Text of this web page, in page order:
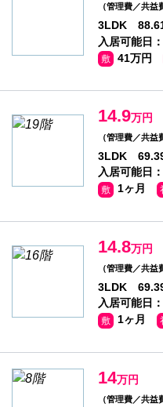
（管理費／共益
3LDK
入居可能日
敷 41万円
14.9万円
（管理費／共益
3LDK
入居可能日
敷 1ヶ月
14.8万円
（管理費／共益
3LDK
入居可能日
敷 1ヶ月
14万円
（管理費／共益